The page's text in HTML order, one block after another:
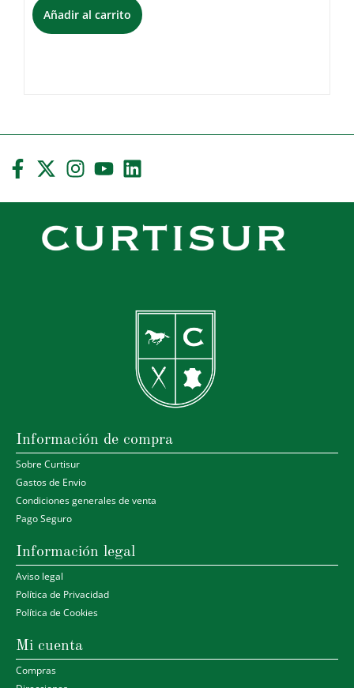
Añadir al carrito
Información de compra
Sobre Curtisur
Gastos de Envio
Condiciones generales de venta
Pago Seguro
Información legal
Aviso legal
Política de Privacidad
Política de Cookies
Mi cuenta
Compras